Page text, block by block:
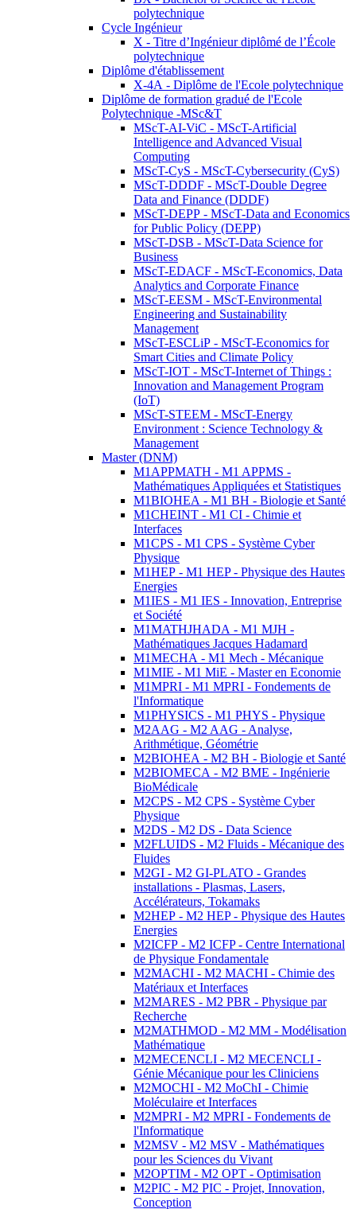
polytechnique
Cycle Ingénieur
X - Titre d’Ingénieur diplômé de l’École
polytechnique
Diplôme d'établissement
X-4A - Diplôme de l'Ecole polytechnique
Diplôme de formation gradué de l'Ecole
Polytechnique -MSc&T
MScT-AI-ViC - MScT-Artificial
Intelligence and Advanced Visual
Computing
MScT-CyS - MScT-Cybersecurity (CyS)
MScT-DDDF - MScT-Double Degree
Data and Finance (DDDF)
MScT-DEPP - MScT-Data and Economics
for Public Policy (DEPP)
MScT-DSB - MScT-Data Science for
Business
MScT-EDACF - MScT-Economics, Data
Analytics and Corporate Finance
MScT-EESM - MScT-Environmental
Engineering and Sustainability
Management
MScT-ESCLiP - MScT-Economics for
Smart Cities and Climate Policy
MScT-IOT - MScT-Internet of Things :
Innovation and Management Program
(IoT)
MScT-STEEM - MScT-Energy
Environment : Science Technology &
Management
Master (DNM)
M1APPMATH - M1 APPMS -
Mathématiques Appliquées et Statistiques
M1BIOHEA - M1 BH - Biologie et Santé
M1CHEINT - M1 CI - Chimie et
Interfaces
M1CPS - M1 CPS - Système Cyber
Physique
M1HEP - M1 HEP - Physique des Hautes
Energies
M1IES - M1 IES - Innovation, Entreprise
et Société
M1MATHJHADA - M1 MJH -
Mathématiques Jacques Hadamard
M1MECHA - M1 Mech - Mécanique
M1MIE - M1 MiE - Master en Economie
M1MPRI - M1 MPRI - Fondements de
l'Informatique
M1PHYSICS - M1 PHYS - Physique
M2AAG - M2 AAG - Analyse,
Arithmétique, Géométrie
M2BIOHEA - M2 BH - Biologie et Santé
M2BIOMECA - M2 BME - Ingénierie
BioMédicale
M2CPS - M2 CPS - Système Cyber
Physique
M2DS - M2 DS - Data Science
M2FLUIDS - M2 Fluids - Mécanique des
Fluides
M2GI - M2 GI-PLATO - Grandes
installations - Plasmas, Lasers,
Accélérateurs, Tokamaks
M2HEP - M2 HEP - Physique des Hautes
Energies
M2ICFP - M2 ICFP - Centre International
de Physique Fondamentale
M2MACHI - M2 MACHI - Chimie des
Matériaux et Interfaces
M2MARES - M2 PBR - Physique par
Recherche
M2MATHMOD - M2 MM - Modélisation
Mathématique
M2MECENCLI - M2 MECENCLI -
Génie Mécanique pour les Cliniciens
M2MOCHI - M2 MoChI - Chimie
Moléculaire et Interfaces
M2MPRI - M2 MPRI - Fondements de
l'Informatique
M2MSV - M2 MSV - Mathématiques
pour les Sciences du Vivant
M2OPTIM - M2 OPT - Optimisation
M2PIC - M2 PIC - Projet, Innovation,
Conception